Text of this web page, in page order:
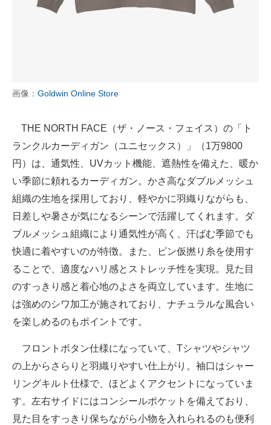
画像： Goldwin Online Store
THE NORTH FACE（ザ・ノース・フェイス）の「ト
ランクルカーディガン（ユニセックス）」（1万9800
円）は、通気性、UVカット機能、遮熱性を備えた、暖か
い季節に頼れるカーディガン。かさ高なダブルメッシュ
組織の生地を採用しており、軽やかに羽織りながらも、
日差しや暑さが気になるシーンで活躍してくれます。ダ
ブルメッシュ組織により通気性が高く、汗ばむ季節でも
快適に着やすいのが特徴。また、ピン仮撚り糸を使用す
ることで、適度なハリ感とストレッチ性を実現。見た目
のすっきり感と着心地のよさを両立しています。生地に
は強めのシワ加工が施されており、ナチュラルな風合い
を楽しめるのもポイントです。
フロントボタン仕様になっていて、Tシャツやシャツ
の上からさらりと羽織りやすい仕上がり。袖口はシャー
リングキルト仕様で、ほどよくアクセントになっていま
す。左右サイドにはコンシールポケットを備えており、
見た目をすっきり保ちながら小物を入れられるのも便利